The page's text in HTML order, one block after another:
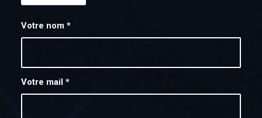
Votre nom *
Votre mail *